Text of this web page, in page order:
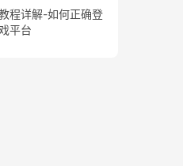
程详解-如何正确登
平台